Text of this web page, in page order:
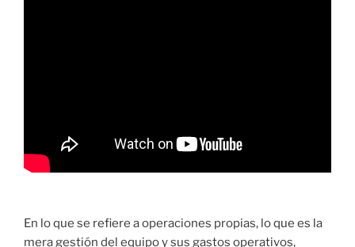
En lo que se refiere a operaciones propias, lo que es la
mera gestión del equipo y sus gastos operativos,